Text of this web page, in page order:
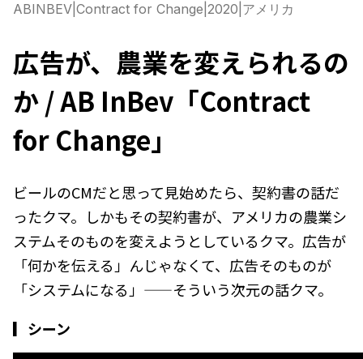
ABINBEV Contract for Change 2020 アメリカ
広告が、農業を変えられるの
か / AB InBev「Contract
for Change」
ビールのCMだと思って見始めたら、契約書の話だ
ったクマ。しかもその契約書が、アメリカの農業シ
ステムそのものを変えようとしているクマ。広告が
「何かを伝える」んじゃなくて、広告そのものが
「システムになる」——そういう次元の話クマ。
▎シーン